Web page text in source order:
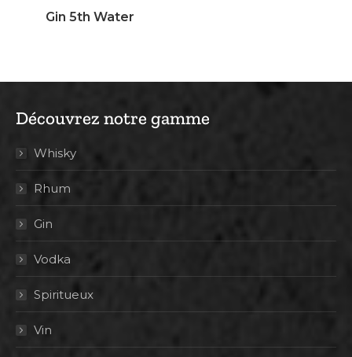
Gin 5th Water
Découvrez notre gamme
Whisky
Rhum
Gin
Vodka
Spiritueux
Vin